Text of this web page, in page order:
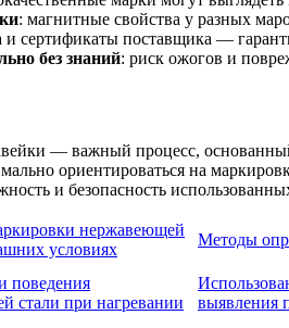
: магнитные свойства у разных
и сертификаты поставщика —
без знаний: риск ожогов и
— важный процесс,
ориентироваться на
и безопасность
нержавеющей
условиях
Методы
поведения
стали при нагревании
выявления